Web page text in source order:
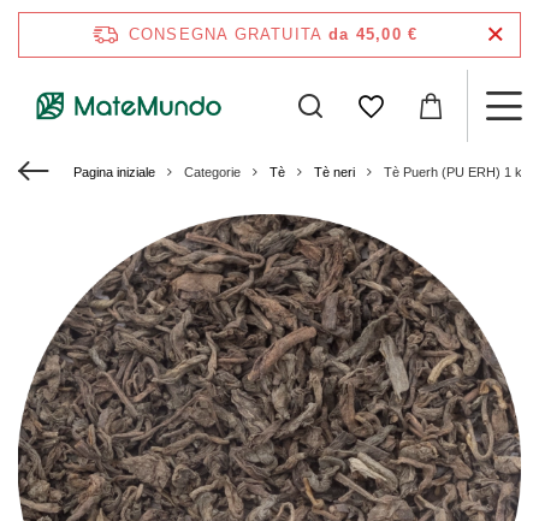
CONSEGNA GRATUITA da 45,00 €
Pagina iniziale Categorie Tè Tè neri Tè Puerh (PU ERH) 1 kg